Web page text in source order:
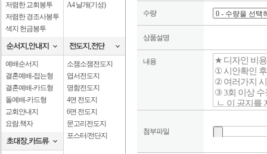
저렴한 교회봉투
저렴한 경조사봉투
색지 헌금봉투
예배순서지
결혼예배-접는형
결혼예배-카드형
돌예배-카드형
교회안내지
요람.책자
A4 날개(기성)
소잼소잼전도지
엽서전도지
명함전도지
4면 전도지
6면 전도지
문고리전도지
포스터/전단지
수량
상품설명
내용
첨부파일